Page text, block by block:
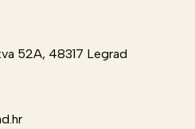
52A, 48317 Legrad